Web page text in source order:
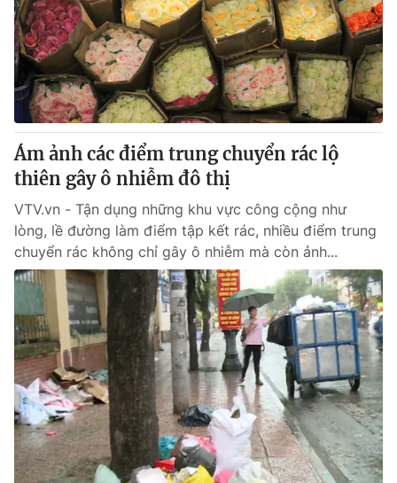
Thị trường 24h Tấm lòng Việt
VTV4 Vươn mình bằng AI
VTV9 VTV8
Liên hệ tòa soạn English
THỜI BÁO VTV
Theo dõi báo trên
Cơ quan chủ quản: Đài Truyền hình Việt Nam
Cơ quan báo chí:
Thời báo VTV
Giấy phép hoạt động báo in và báo điện tử số 483/GP-BTTTT
Ám ảnh các điểm trung chuyển rác lộ
thiên gây ô nhiễm đô thị
VTV.vn - Tận dụng những khu vực công cộng như
lòng, lề đường làm điểm tập kết rác, nhiều điểm trung
chuyển rác không chỉ gây ô nhiễm mà còn ảnh...